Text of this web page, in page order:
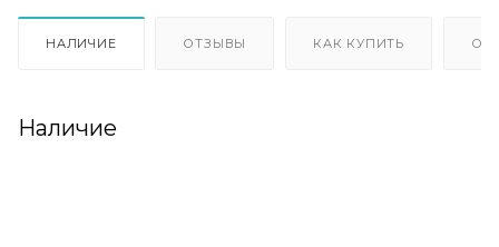
НАЛИЧИЕ ОТЗЫВЫ КАК КУПИТЬ
Наличие